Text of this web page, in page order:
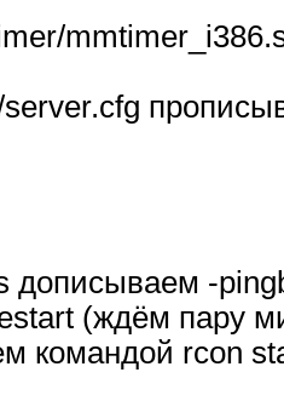
-
(ждём пару
командой rcon